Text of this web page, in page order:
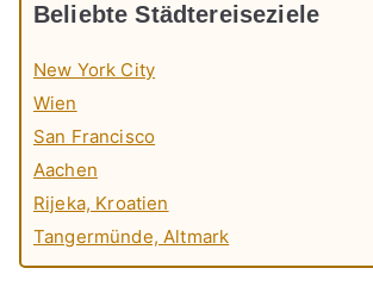
Beliebte Städtereiseziele
New York City
Wien
San Francisco
Aachen
Rijeka, Kroatien
Tangermünde, Altmark